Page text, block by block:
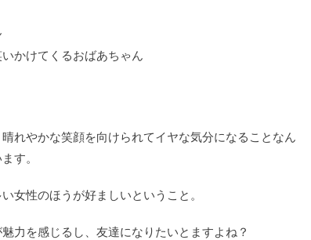
かけてくるおばあちゃん
れやかな笑顔を向けられてイヤな気分になることなん
す。
女性のほうが好ましいということ。
力を感じるし、友達になりたいとますよね？